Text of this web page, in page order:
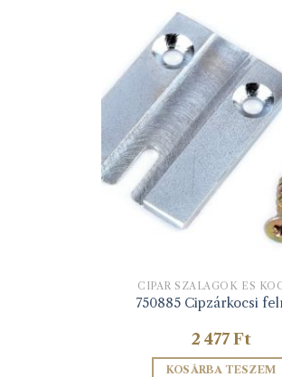
CIPÁR SZALAGOK ÉS
750885 Cipzárkocsi
2 477Ft
KOSÁRBA TESZEM